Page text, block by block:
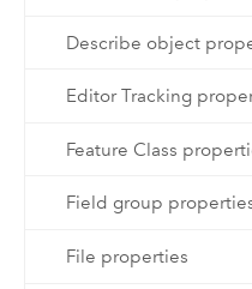
Describe object
Editor Tracking
Feature Class
Field group
File properties